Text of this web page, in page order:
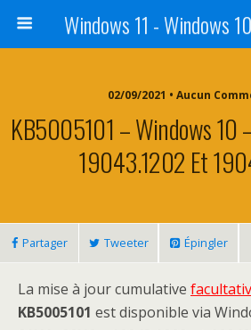
02/09/2021 • Aucun
KB5005101 – Windows 10
19043.1202 Et
Partager Tweeter Épingler
La mise à jour cumulative
KB5005101 est disponible via